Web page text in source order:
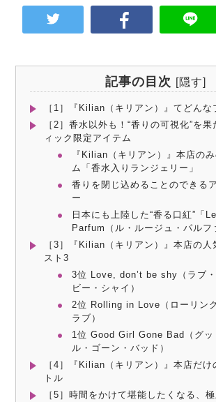
記事の目次 [隠す]
［1］『Kilian（キリアン）』てどんな
［2］香水以外も！“香りの可視化”を
ィック限定アイテム
『Kilian（キリアン）』本店の
ム「香水入りランジェリー」
香りを閉じ込めることのできる
ー
日本にも上陸した“香る口紅”「
Parfum（ル・ルージュ・パルフ
［3］『Kilian（キリアン）』本店の人
スト3
3位 Love, don’t be shy（ラブ・
ビー・シャイ）
2位 Rolling in Love（ローリン
ラブ）
1位 Good Girl Gone Bad（グッ
ル・ゴーン・バッド）
［4］『Kilian（キリアン）』本店だけ
トル
［5］時間をかけて堪能したくなる、